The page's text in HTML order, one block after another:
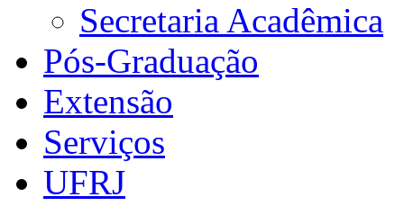
Secretaria Acadêmica
Pós-Graduação
Extensão
Serviços
UFRJ